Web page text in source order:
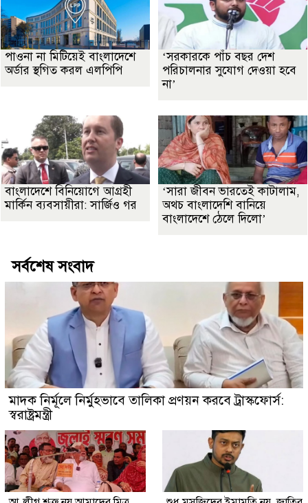
পাওনা না মিটিয়েই বাংলাদেশে
অর্ডার স্থগিত করল এলপিপি
‘সরকারকে পাঁচ বছর দেশ
পরিচালনার সুযোগ দেওয়া হবে
না’
বাংলাদেশে বিনিয়োগে আগ্রহী
মার্কিন ব্যবসায়ীরা: সার্জিও গর
‘সারা জীবন ভারতেই কাটালাম,
অথচ বাংলাদেশি বানিয়ে
বাংলাদেশে ঠেলে দিলো’
সর্বশেষ সংবাদ
মাদক নির্মূলে নির্মুহভাবে তালিকা প্রণয়ন করবে ট্রাস্কফোর্স:
স্বরাষ্ট্রমন্ত্রী